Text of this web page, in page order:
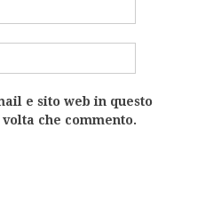
e sito web in questo
che commento.